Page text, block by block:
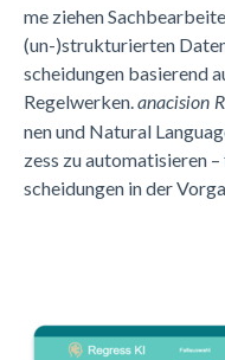
me zie­hen
(un-)struk­tu­rier­ten
schei­dun­gen ba­sie­rend
Re­gel­wer­ken.anacision
nen und Na­tu­ral
zess zu au­to­ma­ti­sie­ren –
schei­dun­gen in der